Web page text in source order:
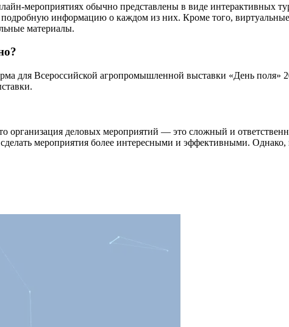
мероприятиях обычно представлены в виде интерактивных
информацию о каждом из них. Кроме того,
материалы.
для Всероссийской агропромышленной выставки «День поля»
организация деловых мероприятий — это сложный и
мероприятия более интересными и эффективными.